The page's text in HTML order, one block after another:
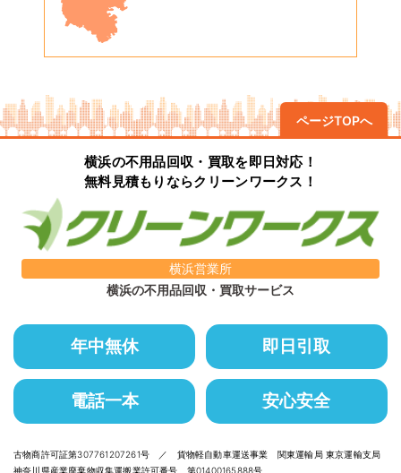
ページTOPへ
横浜の不用品回収・買取を即日対応！
無料見積もりならクリーンワークス！
横浜営業所
横浜の不用品回収・買取サービス
年中無休 即日引取
電話一本 安心安全
古物商許可証第307761207261号 ／ 貨物軽自動車運送事業 関東運輸局 東京運輸支局
神奈川県産業廃棄物収集運搬業許可番号 第01400165888号